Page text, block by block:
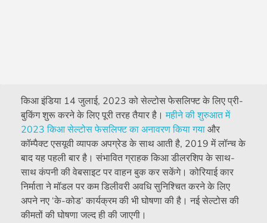
किआ इंडिया 14 जुलाई, 2023 को सेल्टोस फेसलिफ्ट के लिए प्री-
बुकिंग शुरू करने के लिए पूरी तरह तैयार है।महीने की शुरुआत में
2023 किआ सेल्टोस फेसलिफ्ट का अनावरण किया गयाऔर
कॉम्पैक्ट एसयूवी व्यापक अपग्रेड के साथ आती है, 2019 में लॉन्च के
बाद यह पहली बार है। संभावित ग्राहक किआ डीलरशिप के साथ-
साथ कंपनी की वेबसाइट पर वाहन बुक कर सकेंगे। कोरियाई कार
निर्माता ने मॉडल पर कम डिलीवरी अवधि सुनिश्चित करने के लिए
अपने नए ‘के-कोड’ कार्यक्रम की भी घोषणा की है। नई सेल्टोस की
कीमतों की घोषणा जल्द ही की जाएगी।